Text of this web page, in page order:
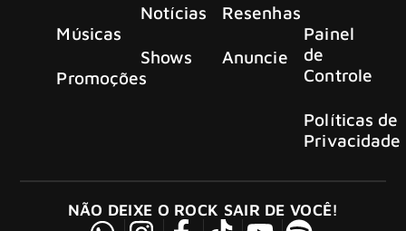
Músicas
Promoções
Notícias
Shows
Resenhas
Anuncie
Painel
de
Controle
Políticas de
Privacidade
NÃO DEIXE O ROCK SAIR DE VOCÊ!